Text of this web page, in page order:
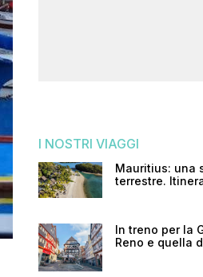
I NOSTRI VIAGGI
Mauritius: una
terrestre.
In treno per la
Reno e quella